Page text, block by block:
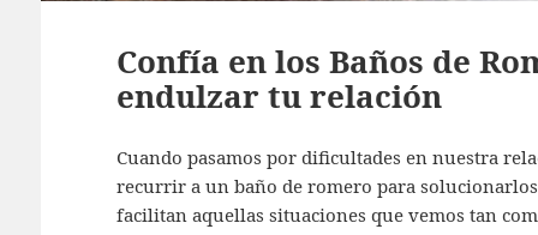
Confía en los Baños de
endulzar tu relación
Cuando pasamos por dificultades en nuestra
recurrir a un baño de romero para
facilitan aquellas situaciones que vemos tan